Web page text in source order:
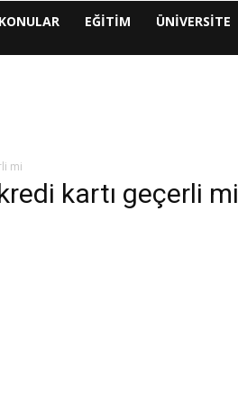
EĞITIM ÜNIVERSITE
mi
kartı geçerli mi